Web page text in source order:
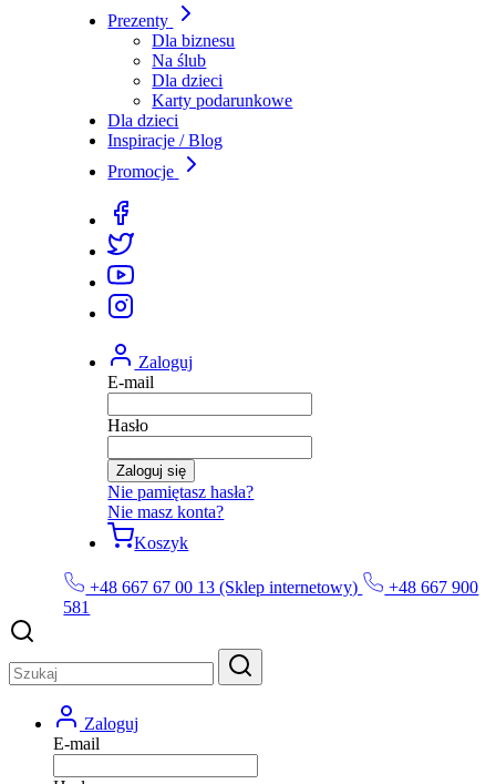
Prezenty
Dla biznesu
Na ślub
Dla dzieci
Karty podarunkowe
Dla dzieci
Inspiracje / Blog
Promocje
Zaloguj
E-mail
Hasło
Zaloguj się
Nie pamiętasz hasła?
Nie masz konta?
Koszyk
+48 667 67 00 13 (Sklep internetowy)
+48 667 900
581
Zaloguj
E-mail